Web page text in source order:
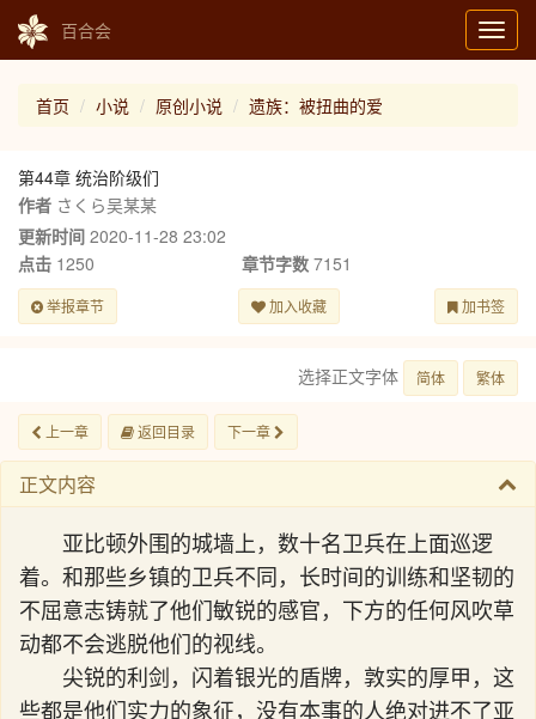
百合会
首页 小说 原创小说 遗族：被扭曲的爱
第44章 统治阶级们
作者 さくら吴某某
更新时间 2020-11-28 23:02
点击 1250 章节字数7151
举报章节 加入收藏 加书签
选择正文字体 简体 繁体
上一章 返回目录 下一章
正文内容
亚比顿外围的城墙上，数十名卫兵在上面巡逻
着。和那些乡镇的卫兵不同，长时间的训练和坚韧的
不屈意志铸就了他们敏锐的感官，下方的任何风吹草
动都不会逃脱他们的视线。
尖锐的利剑，闪着银光的盾牌，敦实的厚甲，这
些都是他们实力的象征，没有本事的人绝对进不了亚